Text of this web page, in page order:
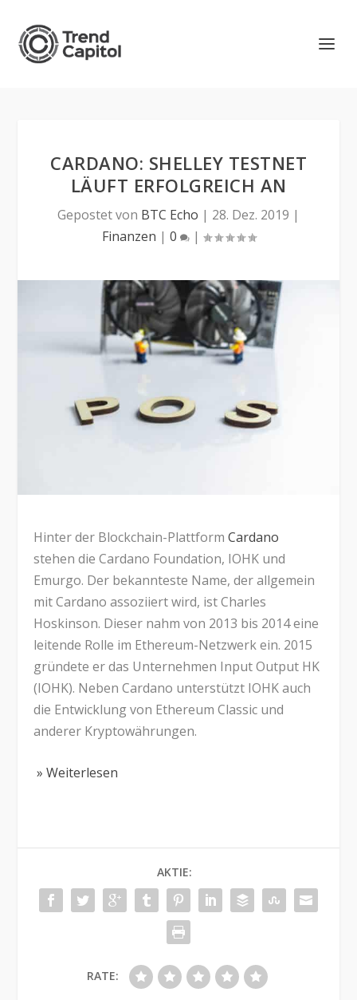
CARDANO: SHELLEY TESTNET
LÄUFT ERFOLGREICH AN
Gepostet von BTC Echo | 28. Dez. 2019 |
Finanzen | 0 |
Hinter der Blockchain-PlattformCardano
stehen die Cardano Foundation, IOHK und
Emurgo. Der bekannteste Name, der allgemein
mit Cardano assoziiert wird, ist Charles
Hoskinson. Dieser nahm von 2013 bis 2014 eine
leitende Rolle im Ethereum-Netzwerk ein. 2015
gründete er das Unternehmen Input Output HK
(IOHK). Neben Cardano unterstützt IOHK auch
die Entwicklung von Ethereum Classic und
anderer Kryptowährungen.
» Weiterlesen
AKTIE:
RATE: